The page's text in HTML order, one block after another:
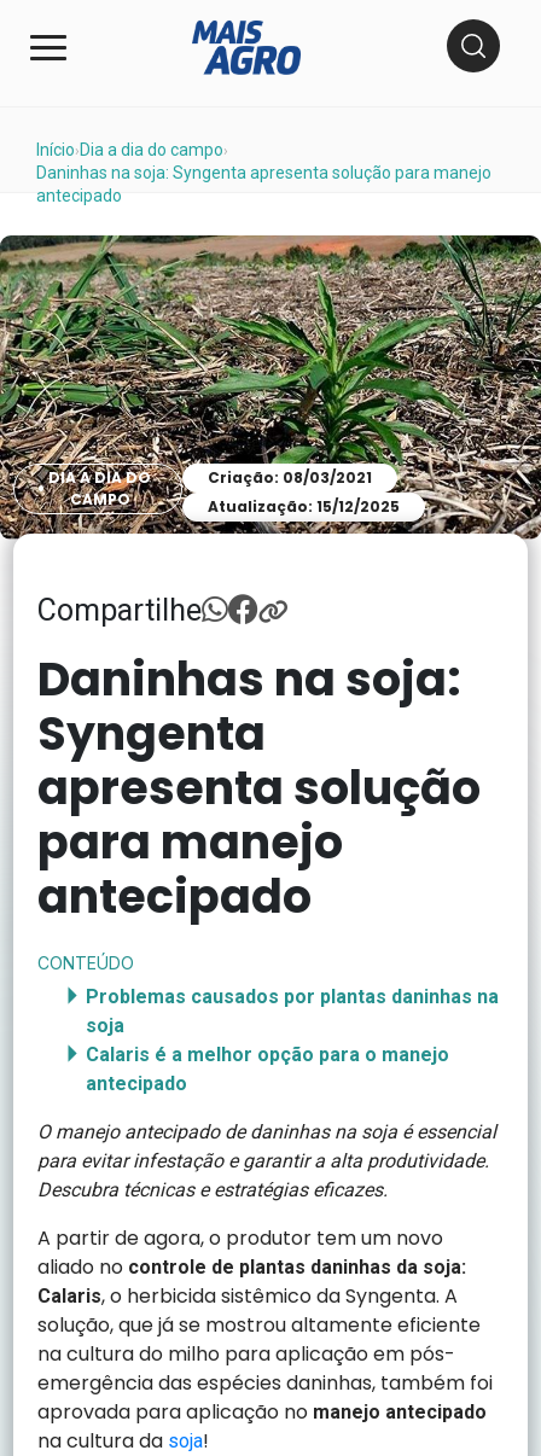
Início› Dia a dia do campo›
Daninhas na soja: Syngenta apresenta solução para manejo
antecipado
DIA A DIA DO
CAMPO
Criação: 08/03/2021
Atualização: 15/12/2025
Compartilhe
Daninhas na soja:
Syngenta
apresenta solução
para manejo
antecipado
CONTEÚDO
Problemas causados por plantas daninhas na
soja
Calaris é a melhor opção para o manejo
antecipado
O manejo antecipado de daninhas na soja é essencial
para evitar infestação e garantir a alta produtividade.
Descubra técnicas e estratégias eficazes.
A partir de agora, o produtor tem um novo
aliado no controle de plantas daninhas da soja:
Calaris, o herbicida sistêmico da Syngenta. A
solução, que já se mostrou altamente eficiente
na cultura do milho para aplicação em pós-
emergência das espécies daninhas, também foi
aprovada para aplicação no manejo antecipado
na cultura da soja!